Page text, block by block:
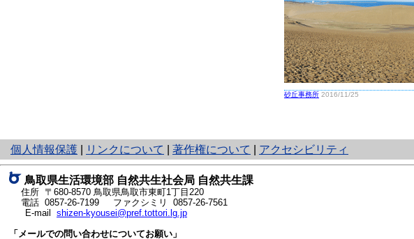
砂丘事務所 2016/11/25
個人情報保護
と
り
ネ
ッ
ト
へ
の
リンクについて 著作権について アクセシビリティ
鳥取県生活環境部 自然共生社会局 自然共生課
住所 〒680-8570 鳥取県鳥取市東町1丁目220
電話 0857-26-7199
ファクシミリ 0857-26-7561
E-mail shizen-kyousei@pref.tottori.lg.jp
「メールでの問い合わせについてお願い」